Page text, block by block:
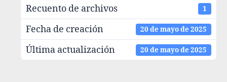
Recuento de archivos 1
Fecha de creación 20 de mayo de 2025
Última actualización 20 de mayo de 2025